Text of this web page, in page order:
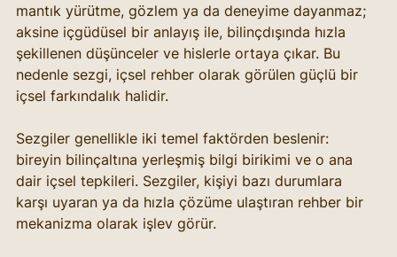
mantık yürütme, gözlem ya da deneyime dayanmaz;
aksine içgüdüsel bir anlayış ile, bilinçdışında hızla
şekillenen düşünceler ve hislerle ortaya çıkar. Bu
nedenle sezgi, içsel rehber olarak görülen güçlü bir
içsel farkındalık halidir.
Sezgiler genellikle iki temel faktörden beslenir:
bireyin bilinçaltına yerleşmiş bilgi birikimi ve o ana
dair içsel tepkileri. Sezgiler, kişiyi bazı durumlara
karşı uyaran ya da hızla çözüme ulaştıran rehber bir
mekanizma olarak işlev görür.